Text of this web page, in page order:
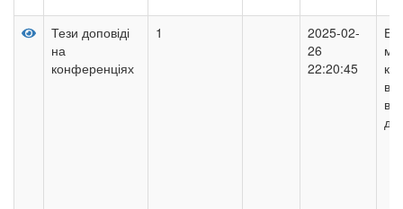
Тези доповіді
на
конференціях
1
2025-02-
26
22:20:45